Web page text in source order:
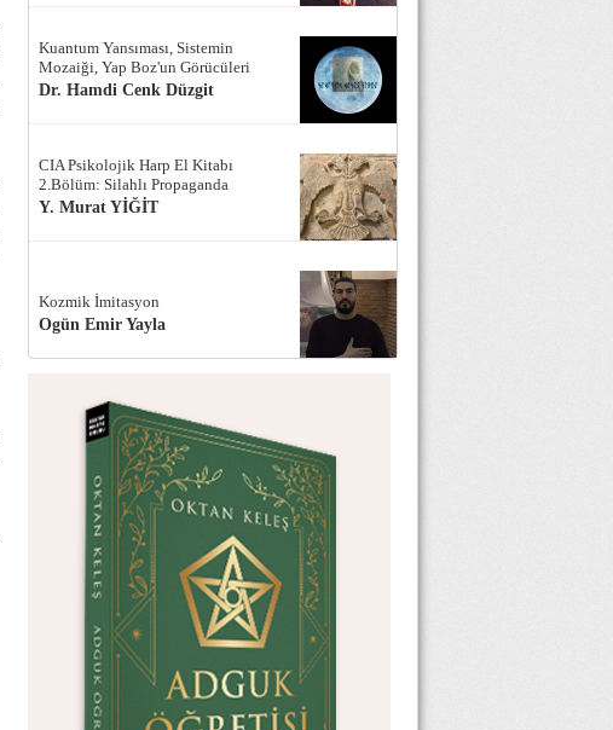
Kuantum Yansıması, Sistemin
Mozaiği, Yap Boz'un Görücüleri
Dr. Hamdi Cenk Düzgit
CIA Psikolojik Harp El Kitabı
2.Bölüm: Silahlı Propaganda
Y. Murat YİĞİT
Kozmik İmitasyon
Ogün Emir Yayla